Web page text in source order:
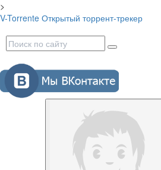
>
V-Torrente Открытый торрент-трекер